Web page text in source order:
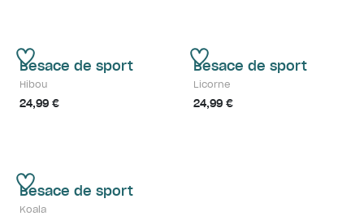
Besace de sport
Hibou
24,99 €
Besace de sport
Licorne
24,99 €
Besace de sport
Koala